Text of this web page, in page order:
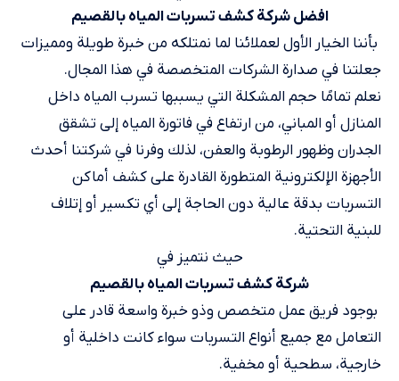
افضل شركة كشف تسربات المياه بالقصيم
​ بأننا الخيار الأول لعملائنا لما نمتلكه من خبرة طويلة ومميزات
جعلتنا في صدارة الشركات المتخصصة في هذا المجال.
نعلم تمامًا حجم المشكلة التي يسببها تسرب المياه داخل
المنازل أو المباني، من ارتفاع في فاتورة المياه إلى تشقق
الجدران وظهور الرطوبة والعفن، لذلك وفرنا في شركتنا أحدث
الأجهزة الإلكترونية المتطورة القادرة على كشف أماكن
التسربات بدقة عالية دون الحاجة إلى أي تكسير أو إتلاف
للبنية التحتية.
حيث نتميز في
شركة كشف تسربات المياه بالقصيم
​ بوجود فريق عمل متخصص وذو خبرة واسعة قادر على
التعامل مع جميع أنواع التسربات سواء كانت داخلية أو
خارجية، سطحية أو مخفية.